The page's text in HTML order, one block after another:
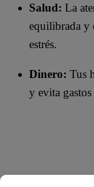
Salud: La
equilibrada y
estrés.
Dinero: Tus
y evita